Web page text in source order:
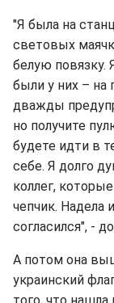
"Я была на
световых
белую повязку.
были у них – на
дважды
но получите
будете идти в
себе. Я долго
коллег,
чепчик. Надела
согласился", -
А потом она
украинский